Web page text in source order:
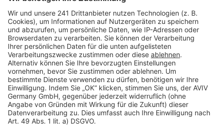
Barrierefreiheit
Cookie Einstellungen
Rechtliches
AGB-Übersicht
Datenschutz
Impressum